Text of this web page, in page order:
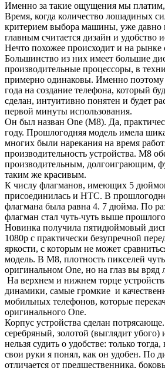
Именно за такие ощущения мы
Время, когда количество лошадиных
критерием выбора машины, уже давно
главным считается дизайн и удобство
Нечто похожее происходит и на рынке
Большинство из них имеет большие
производительные процессоры, в
примерно одинаковы. Именно поэтому
года на создание телефона, который
сделан, интуитивно понятен и будет
первой минуты использования.
Он был назван One (M8). Да,
году. Прошлогодняя модель имела
многих были нарекания на время
производительность устройства. M8
производительным, долгоиграющим,
таким же красивым.
К числу флагманов, имеющих 5
присоединилась и HTC. В
флагмана была равна 4. 7 дюйма. По
флагман стал чуть-чуть выше
Новинка получила пятидюймовый
1080p с практически безупречной
яркости, с которым не может
модель. В M8, плотность пикселей
оригинальном One, но на глаз вы вряд
На верхнем и нижнем торце
динамики, самые громкие и
мобильных телефонов, которые
оригинального One.
Корпус устройства сделан
серебряный, золотой (выглядит
нельзя судить о удобстве: только
свои руки я понял, как он удобен. По
отличается от предшественника,